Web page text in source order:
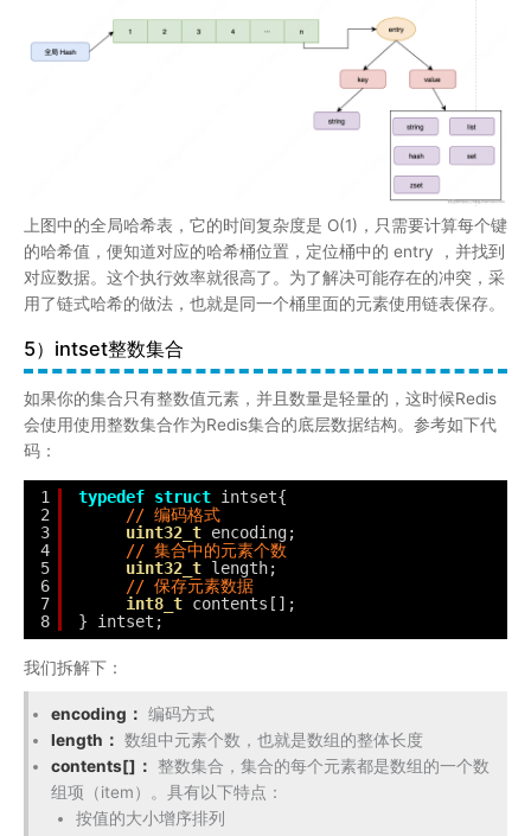
5）intset整数集合
如果你的集合只有整数值元素，并且数量是轻量的，这时候Redis
会使用使用整数集合作为Redis集合的底层数据结构。参考如下代
2
3
4
5
6
7
// 编码格式
uint32_t encoding;
// 集合中的元素个数
uint32_t length;
// 保存元素数据
int8_t contents[];
我们拆解下：
encoding：编码方式
组项（item）。具有以下特点：
按值的大小增序排列
不包含任何重复项
6）skipList跳跃表
skiplist（即跳跃表）是一种有序数据结构，所以它也是ZSet数据
类型中的一种，通过在每个节点中维持多个指向其他节点的指针，
达到快速定位的目标。跳跃表的平均的节点搜索，平均时间复杂度
是 O(logN)、最差时间复杂度是 O(N)，还可以通过顺序性操作来
批量处理节点。 跳跃表是基于链表的改良，在它基础上，增加了
多层级索引，通过索引不断跳转，最终定好位到真实的数据项。这
个方式是不是让大家想到b+tree，理念上有点接近，如下图所示：